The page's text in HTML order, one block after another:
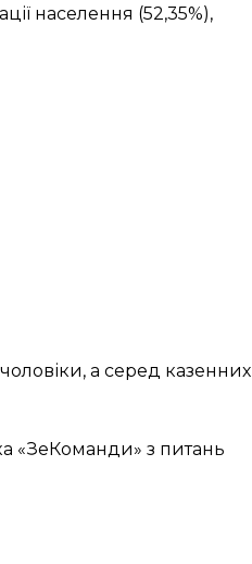
населення (52,35%),
а серед казенних
«ЗеКоманди» з питань